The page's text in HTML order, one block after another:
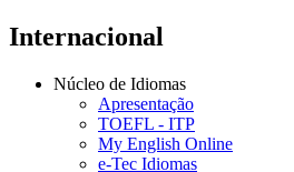
Internacional
Núcleo de Idiomas
Apresentação
TOEFL - ITP
My English Online
e-Tec Idiomas